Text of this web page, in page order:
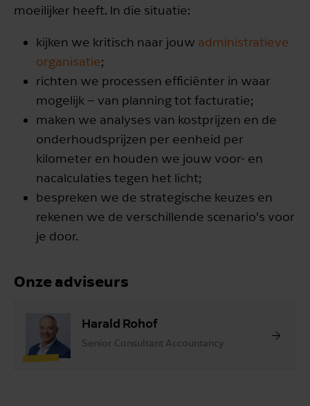
moeilijker heeft. In die situatie:
kijken we kritisch naar jouw administratieve
organisatie;
richten we processen efficiënter in waar
mogelijk – van planning tot facturatie;
maken we analyses van kostprijzen en de
onderhoudsprijzen per eenheid per
kilometer en houden we jouw voor- en
nacalculaties tegen het licht;
bespreken we de strategische keuzes en
rekenen we de verschillende scenario’s voor
je door.
Onze adviseurs
Harald Rohof
Senior Consultant Accountancy